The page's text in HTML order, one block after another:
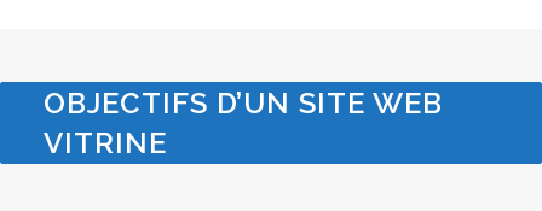
OBJECTIFS D’UN SITE WEB
VITRINE